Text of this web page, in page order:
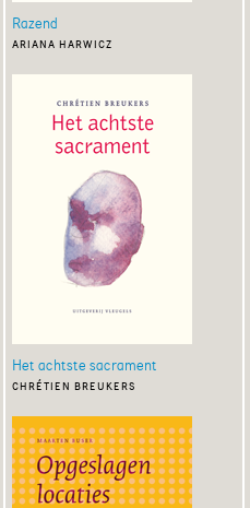
Razend
ariana harwicz
Het achtste sacrament
chrétien breukers